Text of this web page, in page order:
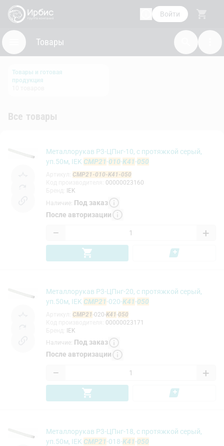
Войти
Товары
Товары и готовая
продукция
Все товары
Металлорукав Р3-ЦПнг-10, с протяжкой серый,
уп.50м, IEK CMP21-010-K41-050
CMP21-010-K41-050
00000023160
IEK
Наличие: Под заказ
После авторизации
− +
Металлорукав Р3-ЦПнг-20, с протяжкой серый,
уп.50м, IEK CMP21-020-K41-050
CMP21-020-K41-050
00000023171
IEK
Наличие: Под заказ
После авторизации
− +
Металлорукав Р3-ЦПнг-18, с протяжкой серый,
уп.50м, IEK CMP21-018-K41-050